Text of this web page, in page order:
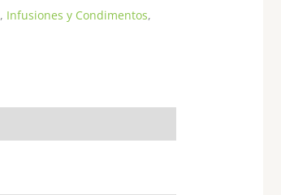
, Infusiones y Condimentos,